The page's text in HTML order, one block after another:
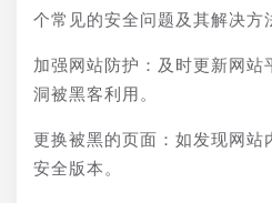
个常见的安全问题及其解决方
加强网站防护：及时更新网站
洞被黑客利用。
更换被黑的页面：如发现网站
安全版本。